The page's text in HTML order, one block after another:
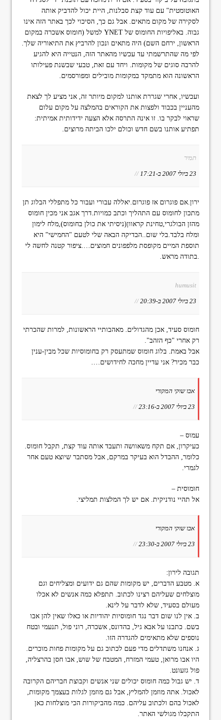
האוטומטית" עם עוד קצת סבלנות, היית יכול להדביק אותה
לסקירה של מקום מתאים. אבל גם כך, הסיכוי לכך באתר הזה אינו
גבוה. באליפויות החומוס של YNET למשל (חומוס אשכרה במקום
הראשון, ירחם השם) היה מתאים ונכון להרביץ את התיאוריה שלך.
לפי מה שהתרשמתי עד עכשיו מהאתר הזה, הנטייה היא להגיע
להרבה סוגים של מקומות. ויחד עם זאת, טבעי שבשנת פעילותו
הראשונה הוא מתמקד במקומות מובילים ומפורסמים.
ועכשיו, אחרי שגררת אותנו למקום מיותר זה, אני מציע לך לצאת
מהעניין בכבוד ולפצות את הקוראים בהמלצה על מקום עלום
שראוי לבקר בו. זו אינה התרסה אלא הצעה ידידותית אמיתית:
תפתיע אותנו בשם חדש וכולם ילכו הביתה מרוצים.
תמיר
23 ביולי 2007 ב-17:21 //
ירון.אם פוגרום אז פוגרום.יאללה עבורי ועבור כל מתפללי הבלוג תן
מתכון לחומוס עם התהליך וכתב כמויות.דרך אגב אני מכין חומוס
מהזן הבולגרי,טחינת קראוון(ניסיתי את כולן בחומוס),מלח לימון
ומלח בלבד.בלי שום..הבדיקה הבאה שלי לטעם "החמישי" היא
תוספת המיים מקופסת מלפפונים חמוצים….ציפור קטנה לחשה לי
.בתודה מראש.
humusit
23 ביולי 2007 ב-20:39 //
חומוס סעיד, אכן מהגדולים. מאהבותיי הראשונות, למרות שהכרתי
רק אחרי "כף הזהב".
אבל באמת. בלוג חומוס שמתעסק רק בחומוסיות שכל מבין-ענין
כבר מכיר? אני עדיין מחכה לחידושים….
אבו שוקי המקורי
23 ביולי 2007 ב-23:16 //
עמוס –
כעיקרון, אם תקח משאוושה ותעבד אותה עוד קצת, תקבל חומוס.
כלומר, ההבדל הוא בעיקר במרקם, אבל מסתבר שיוצא טעם אחר
לגמרי.
חומוסית –
אל תהיי נודניקית. אם יש לך המלצות תמליצי.
אבו שוקי המקורי
23 ביולי 2007 ב-23:30 //
תגובה לירון:
א. מטבע הדברים, יש מקומות שהם גם ידועים ומצליחים וגם
מוצלחים שעליהם רצינו לכתוב. תתפלא כמה אנשים לא אכלו
מעולם בסעיד, שלא לדבר על לינא.
ב. אין לנו שום דבר נגד חומוסיות יהודיות או כאלו שאין להן אבו
בשם. כתבנו על אבא גיל, בהדונס, אשכרה, רוני פול, תנעמי ובטח
נוספים שלא מתאימים להגדרה הזו.
ג. אנחנו משתדלים מדי פעם לכתוב גם על מקומות פחות מוכרים.
היו אבו מרואן, טעמי המזרח, המטבח של שוש, אבו חסן בהרצליה,
פול גזעונט.
ד. יש גבול כמה חומוס יכולים שני אנשים וקבוצת חבריהם הקרובה
לאכול. אתה מוזמן להמליץ, אבל גם מוזמן לגלות בעצמך מקומות,
לאכול בהם ולכתוב עליהם. כמה מהביקורות הכי מוצלחות כאן
התקבלו מגולשי האתר.